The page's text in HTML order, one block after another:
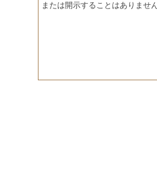
または開示することはありませ